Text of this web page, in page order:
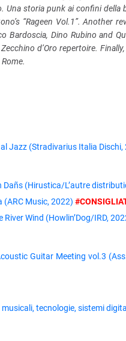
Una storia punk ai confini
“Rageen Vol.1”. Another
Bardoscia, Dino Rubino and
d’Oro repertoire.
Jazz (Stradivarius Italia Dischi,
Dañs (Hirustica/L’autre
(ARC Music, 2022)
Wind (Howlin’Dog/IRD,
Guitar Meeting vol.3
tecnologie, sistemi